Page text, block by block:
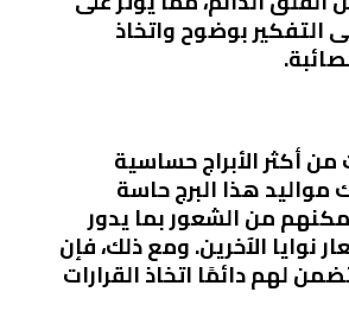
التفكير بوضوح واتخاذ
من أكثر الأبراج حساسية
مواليد هذا البرج حاسة
من الشعور بما يدور
نوايا الآخرين. ومع ذلك، فإن
لهم دائمًا اتخاذ القرارات